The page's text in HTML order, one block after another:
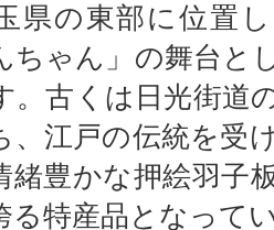
県の東部に位置
ちゃん」の舞台と
。古くは日光街道
、江戸の伝統を受
緒豊かな押絵羽子
る特産品となって